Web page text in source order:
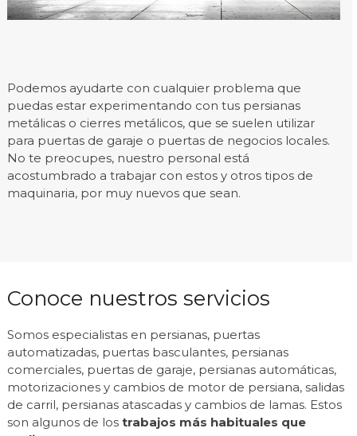
Podemos ayudarte con cualquier problema que
puedas estar experimentando con tus persianas
metálicas o cierres metálicos, que se suelen utilizar
para puertas de garaje o puertas de negocios locales.
No te preocupes, nuestro personal está
acostumbrado a trabajar con estos y otros tipos de
maquinaria, por muy nuevos que sean.
Conoce nuestros servicios
Somos especialistas en persianas, puertas
automatizadas, puertas basculantes, persianas
comerciales, puertas de garaje, persianas automáticas,
motorizaciones y cambios de motor de persiana, salidas
de carril, persianas atascadas y cambios de lamas. Estos
son algunos de los trabajos más habituales que